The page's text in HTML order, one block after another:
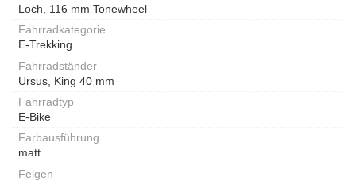
Loch, 116 mm Tonewheel
Fahrradkategorie
E-Trekking
Fahrradständer
Ursus, King 40 mm
Fahrradtyp
E-Bike
Farbausführung
matt
Felgen